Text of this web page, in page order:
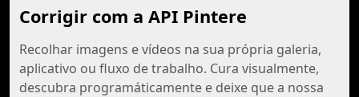
Corrigir com a API Pintere
Recolhar imagens e vídeos na sua própria galeria,
aplicativo ou fluxo de trabalho. Cura visualmente,
descubra programáticamente e deixe que a nossa